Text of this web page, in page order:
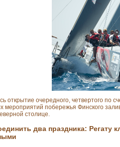
открытие очередного, четвертого по
мероприятий побережья Финского
столице.
два праздника: Регату